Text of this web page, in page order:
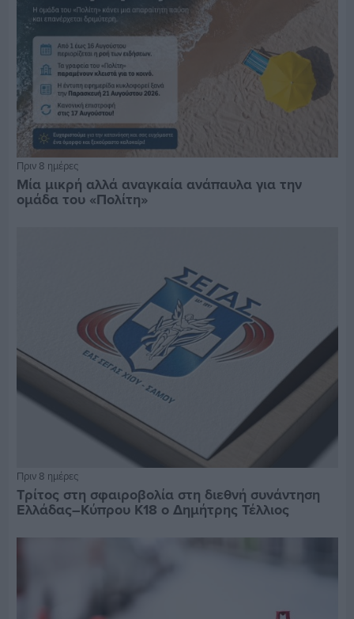
Πριν 8 ημέρες
Μία μικρή αλλά αναγκαία ανάπαυλα για την
ομάδα του «Πολίτη»
Πριν 8 ημέρες
Τρίτος στη σφαιροβολία στη διεθνή συνάντηση
Ελλάδας–Κύπρου Κ18 ο Δημήτρης Τέλλιος